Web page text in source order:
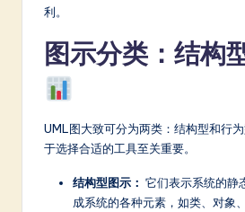
in
A
&
利。
图示分类：结构
UML图大致可分为两类：结构型和行
于选择合适的工具至关重要。
结构型图示： 它们表示系统的静
成系统的各种元素，如类、对象